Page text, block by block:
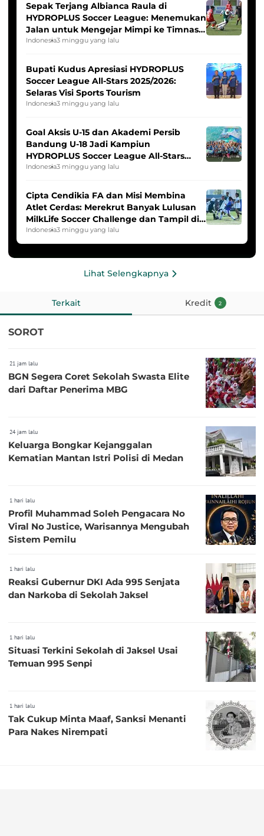
Sepak Terjang Albianca Raula di
HYDROPLUS Soccer League: Menemukan
Jalan untuk Mengejar Mimpi ke Timnas
Indonesia Putri
Indonesia3 minggu yang lalu
Bupati Kudus Apresiasi HYDROPLUS
Soccer League All-Stars 2025/2026:
Selaras Visi Sports Tourism
Indonesia3 minggu yang lalu
Goal Aksis U-15 dan Akademi Persib
Bandung U-18 Jadi Kampiun
HYDROPLUS Soccer League All-Stars
2025/2026
Indonesia3 minggu yang lalu
Cipta Cendikia FA dan Misi Membina
Atlet Cerdas: Merekrut Banyak Lulusan
MilkLife Soccer Challenge dan Tampil di
HYDROPLUS Soccer League
Indonesia3 minggu yang lalu
Lihat Selengkapnya
Terkait Kredit 2
SOROT
21 jam lalu
BGN Segera Coret Sekolah Swasta Elite
dari Daftar Penerima MBG
24 jam lalu
Keluarga Bongkar Kejanggalan
Kematian Mantan Istri Polisi di Medan
1 hari lalu
Profil Muhammad Soleh Pengacara No
Viral No Justice, Warisannya Mengubah
Sistem Pemilu
1 hari lalu
Reaksi Gubernur DKI Ada 995 Senjata
dan Narkoba di Sekolah Jaksel
1 hari lalu
Situasi Terkini Sekolah di Jaksel Usai
Temuan 995 Senpi
1 hari lalu
Tak Cukup Minta Maaf, Sanksi Menanti
Para Nakes Nirempati